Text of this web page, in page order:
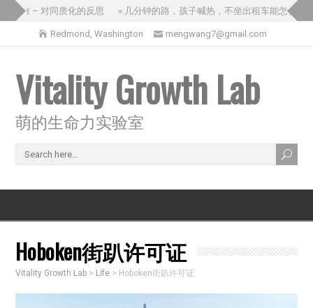
之旅 – 对同质化的反思 » 几分钟的路，孩子喊热，不坐出租车能怎么办？
Redmond, Washington mengwang7@gmail.com
Vitality Growth Lab
萌的生命力实验室
Hoboken街趴许可证
Vitality Growth Lab > Life > Hoboken街趴许可证